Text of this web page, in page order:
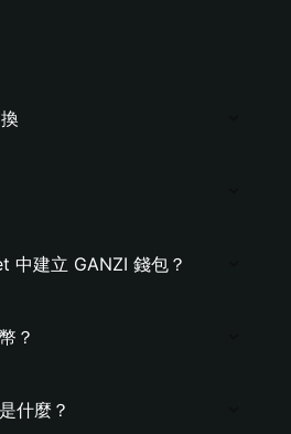
中建立 GANZI 錢包？
？
什麼？